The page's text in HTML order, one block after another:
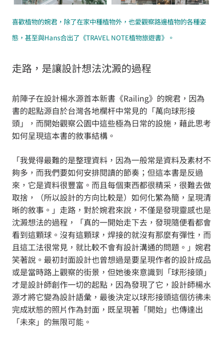
喜歡植物的婉君，除了在家中種植物外，也愛觀察路邊植物的各種姿
態，甚至與Hans合出了《TRAVEL NOTE植物旅遊書》。
走路，是讓設計想法沈澱的過程
前陣子在設計楊水源首本新書《Railing》的婉君，因為
書的起點源自於台灣各地欄杆中常見的「萬向球形接
頭」，而開始觀察公園中這些極為日常的設施，藉此思考
如何呈現這本書的敘事結構。
「我覺得最難的是整理資料，因為一般常是資料及素材不
夠多，而我們要如何安排閱讀的節奏；但這本書是反過
來，它是資料很豐富。而且每個東西都很精采，很難去做
取捨，（所以設計的方向比較是）如何化繁為簡，呈現清
晰的敘事。」走路，對於婉君來說，不僅是發現靈感也是
沈澱想法的過程，「真的一開始走下去，發現隨便看都會
看到這顆球。沒有這顆球，焊接的就沒有那麼有彈性，而
且這工法很常見，就比較不會有設計溝通的問題。」婉君
笑著說。最初封面設計也曾想過是要呈現作者的設計成品
或是當時路上觀察的街景，但她後來意識到「球形接頭」
才是設計師創作一切的起點，因為發現了它，設計師楊水
源才將它變為設計語彙，最後決定以球形接頭這個彷彿未
完成狀態的照片作為封面，既呈現著「開始」也傳達出
「未來」的無限可能。